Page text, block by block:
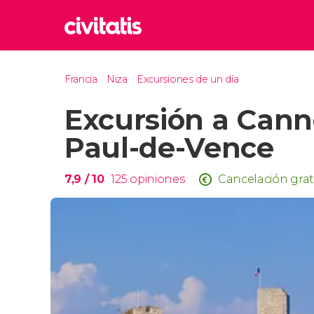
Reino
Francia Niza Excursiones de un día
Excursión a
Paul-de-Vence
7,9 / 10 125 opiniones Cancelación